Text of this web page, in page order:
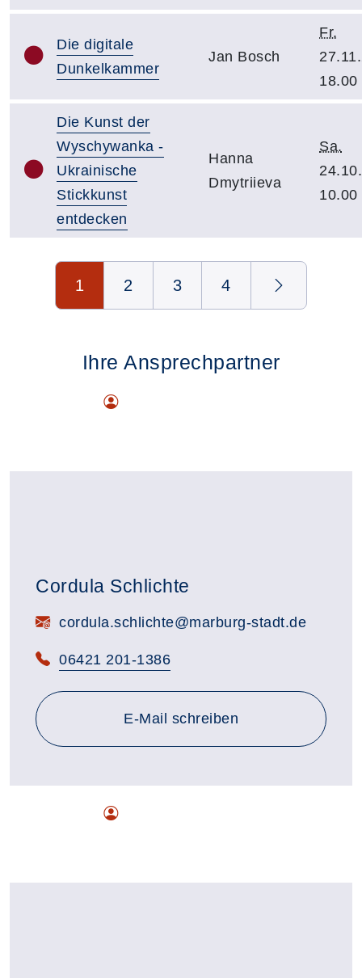
Die digitale
Dunkelkammer
Jan Bosch
Fr.
18.00
Die Kunst der
Wyschywanka -
Ukrainische
Stickkunst
entdecken
Hanna
Dmytriieva
Sa.
10.00
1 2 3 4
Ihre Ansprechpartner
Cordula Schlichte
E-Mail:cordula.schlichte@marburg-stadt.de
Telefon:
06421 201-1386
E-Mail schreiben